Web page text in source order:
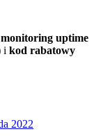
monitoring uptime
i kod rabatowy
2022